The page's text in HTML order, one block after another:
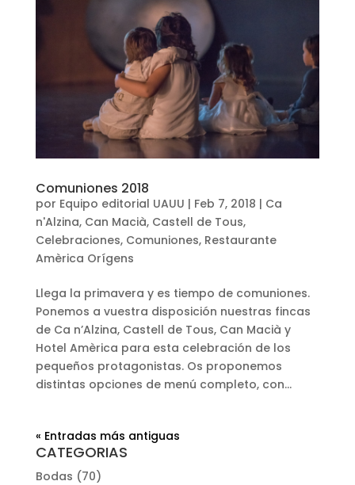
Comuniones 2018
por Equipo editorial UAUU | Feb 7, 2018 | Ca
n'Alzina, Can Macià, Castell de Tous,
Celebraciones, Comuniones, Restaurante
Amèrica Orígens
Llega la primavera y es tiempo de comuniones.
Ponemos a vuestra disposición nuestras fincas
de Ca n’Alzina, Castell de Tous, Can Macià y
Hotel Amèrica para esta celebración de los
pequeños protagonistas. Os proponemos
distintas opciones de menú completo, con...
« Entradas más antiguas
CATEGORIAS
Bodas (70)